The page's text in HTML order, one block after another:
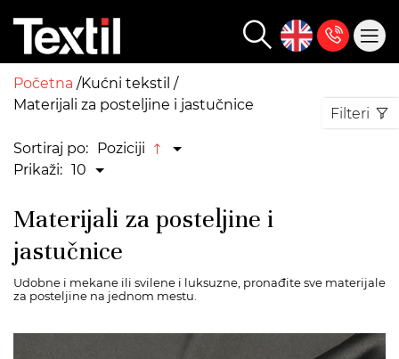
Početna Kućni tekstil
Materijali za posteljine i jastučnice
Sortiraj po: Poziciji
Prikaži: 10
Filteri
Materijali za posteljine i
jastučnice
Udobne i mekane ili svilene i luksuzne, pronađite sve materijale
za posteljine na jednom mestu.